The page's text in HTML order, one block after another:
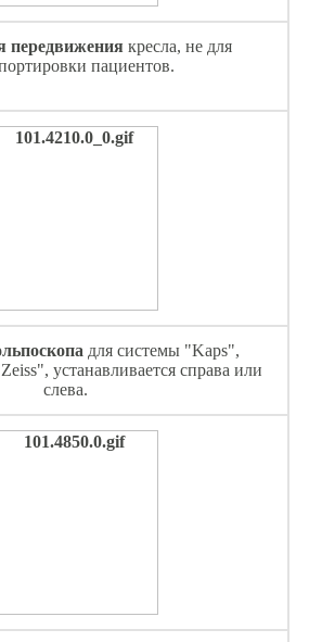
передвижения кресла, не для
пациентов.
для системы "Kaps",
устанавливается справа или
слева.